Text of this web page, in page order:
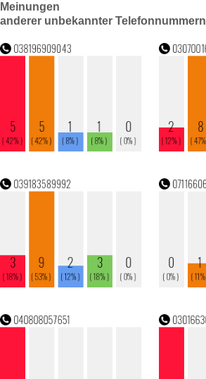
Meinungen
anderer unbekannter Telefonnummern